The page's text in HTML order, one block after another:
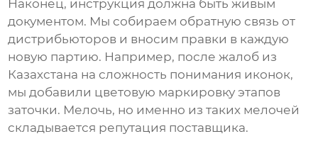
Наконец, инструкция должна быть живым
документом. Мы собираем обратную связь от
дистрибьюторов и вносим правки в каждую
новую партию. Например, после жалоб из
Казахстана на сложность понимания иконок,
мы добавили цветовую маркировку этапов
заточки. Мелочь, но именно из таких мелочей
складывается репутация поставщика.